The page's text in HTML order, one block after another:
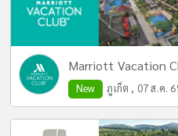
Marriott Vacation
New ภูเก็ต , 07 ส.ค.